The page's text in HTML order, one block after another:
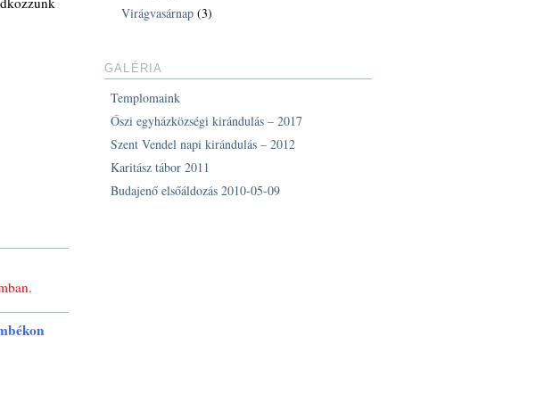
Virágvasárnap (3)
GALÉRIA
Templomaink
Őszi egyházközségi kirándulás – 2017
Szent Vendel napi kirándulás – 2012
Karitász tábor 2011
Budajenő elsőáldozás 2010-05-09